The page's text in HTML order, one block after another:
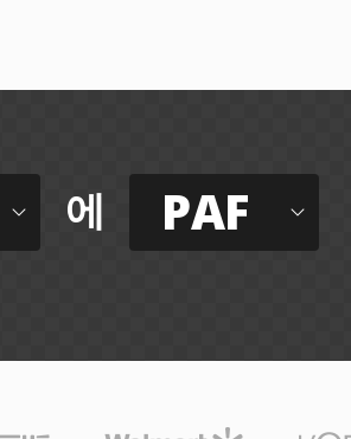
에 PAF